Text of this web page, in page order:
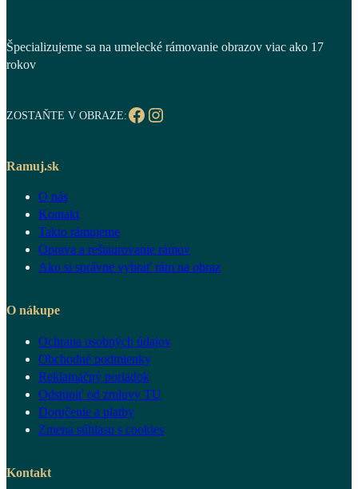
Špecializujeme sa na umelecké rámovanie obrazov viac ako 17
rokov
ZOSTAŇTE V OBRAZE:Facebook Instagram
Ramuj.sk
O nás
Kontakt
Takto rámujeme
Oprava a reštaurovanie rámov
Ako si správne vybrať rám na obraz
O nákupe
Ochrana osobných údajov
Obchodné podmienky
Reklamačný poriadok
Odstúpiť od zmluvy TU
Doručenie a platby
Zmena súhlasu s cookies
Kontakt